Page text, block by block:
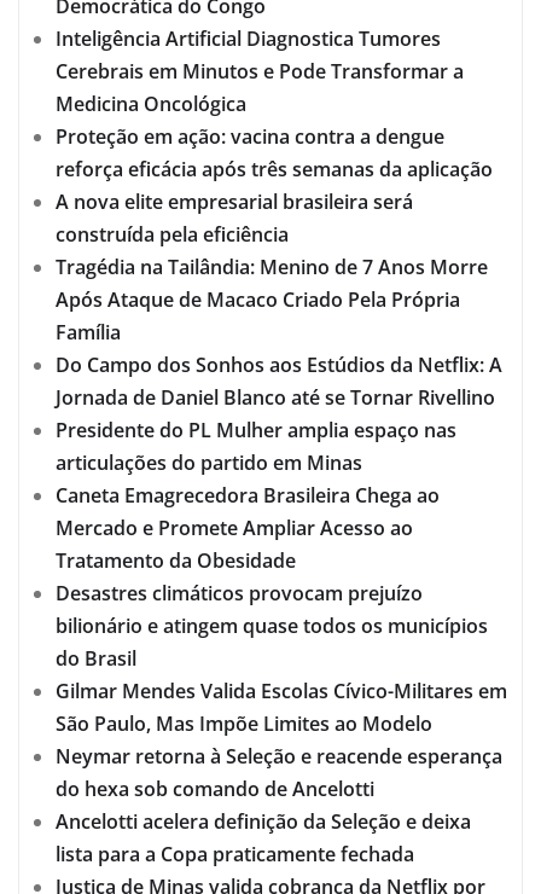
Democrática do Congo
Inteligência Artificial Diagnostica Tumores
Cerebrais em Minutos e Pode Transformar a
Medicina Oncológica
Proteção em ação: vacina contra a dengue
reforça eficácia após três semanas da aplicação
A nova elite empresarial brasileira será
construída pela eficiência
Tragédia na Tailândia: Menino de 7 Anos Morre
Após Ataque de Macaco Criado Pela Própria
Família
Do Campo dos Sonhos aos Estúdios da Netflix: A
Jornada de Daniel Blanco até se Tornar Rivellino
Presidente do PL Mulher amplia espaço nas
articulações do partido em Minas
Caneta Emagrecedora Brasileira Chega ao
Mercado e Promete Ampliar Acesso ao
Tratamento da Obesidade
Desastres climáticos provocam prejuízo
bilionário e atingem quase todos os municípios
do Brasil
Gilmar Mendes Valida Escolas Cívico-Militares em
São Paulo, Mas Impõe Limites ao Modelo
Neymar retorna à Seleção e reacende esperança
do hexa sob comando de Ancelotti
Ancelotti acelera definição da Seleção e deixa
lista para a Copa praticamente fechada
Justiça de Minas valida cobrança da Netflix por